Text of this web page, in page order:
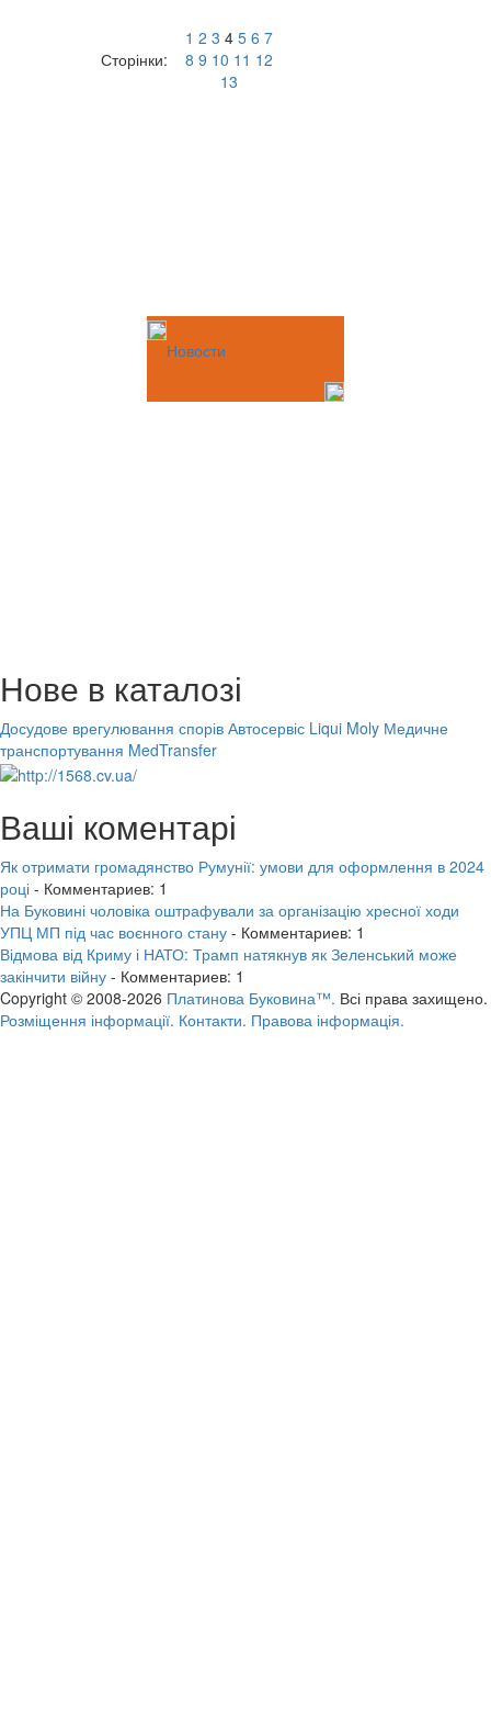
Сторінки:
1 2 3 4 5 6 7
8 9 10 11 12
13
Новости
Нове в каталозі
Досудове врегулювання спорів Автосервіс Liqui Moly Медичне
транспортування MedTransfer
Ваші коментарі
Як отримати громадянство Румунії: умови для оформлення в 2024
році - Комментариев: 1
На Буковині чоловіка оштрафували за організацію хресної ходи
УПЦ МП під час воєнного стану - Комментариев: 1
Відмова від Криму і НАТО: Трамп натякнув як Зеленський може
закінчити війну - Комментариев: 1
Copyright © 2008-2026 Платинова Буковина™. Всі права захищено.
Розміщення інформації. Контакти. Правова інформація.